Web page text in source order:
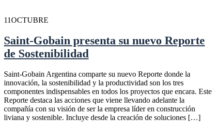
11OCTUBRE
Saint-Gobain presenta su nuevo Reporte
de Sostenibilidad
Saint-Gobain Argentina comparte su nuevo Reporte donde la
innovación, la sostenibilidad y la productividad son los tres
componentes indispensables en todos los proyectos que encara. Este
Reporte destaca las acciones que viene llevando adelante la
compañía con su visión de ser la empresa líder en construcción
liviana y sostenible. Incluye desde la creación de soluciones […]